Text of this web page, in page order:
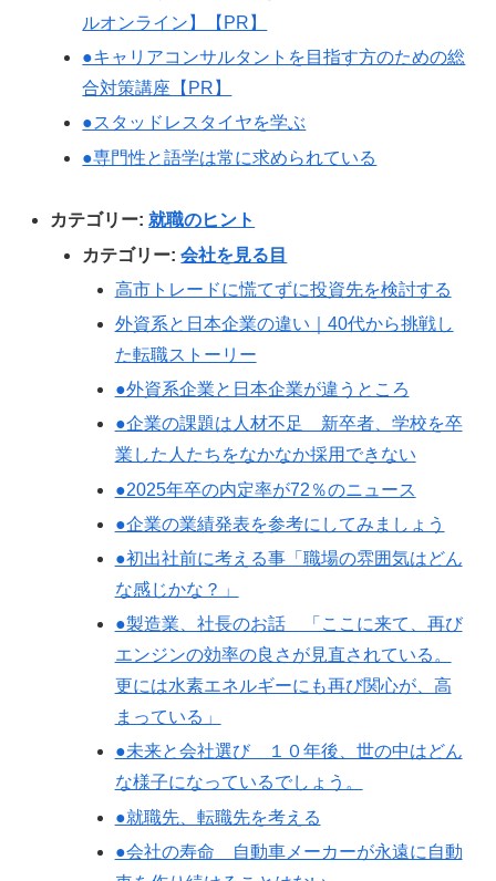
ルオンライン】【PR】
●キャリアコンサルタントを目指す方のための総
合対策講座【PR】
●スタッドレスタイヤを学ぶ
●専門性と語学は常に求められている
カテゴリー:就職のヒント
カテゴリー:会社を見る目
高市トレードに慌てずに投資先を検討する
外資系と日本企業の違い｜40代から挑戦し
た転職ストーリー
●外資系企業と日本企業が違うところ
●企業の課題は人材不足 新卒者、学校を卒
業した人たちをなかなか採用できない
●2025年卒の内定率が72％のニュース
●企業の業績発表を参考にしてみましょう
●初出社前に考える事「職場の雰囲気はどん
な感じかな？」
●製造業、社長のお話 「ここに来て、再び
エンジンの効率の良さが見直されている。
更には水素エネルギーにも再び関心が、高
まっている」
●未来と会社選び １０年後、世の中はどん
な様子になっているでしょう。
●就職先、転職先を考える
●会社の寿命 自動車メーカーが永遠に自動